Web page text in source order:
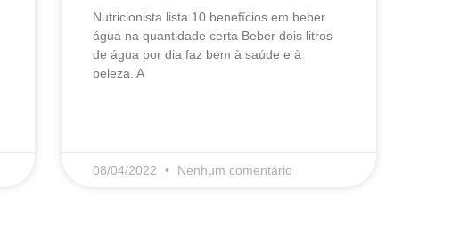
Nutricionista lista 10 benefícios em beber
água na quantidade certa Beber dois litros
de água por dia faz bem à saúde e à
beleza. A
08/04/2022 Nenhum comentário